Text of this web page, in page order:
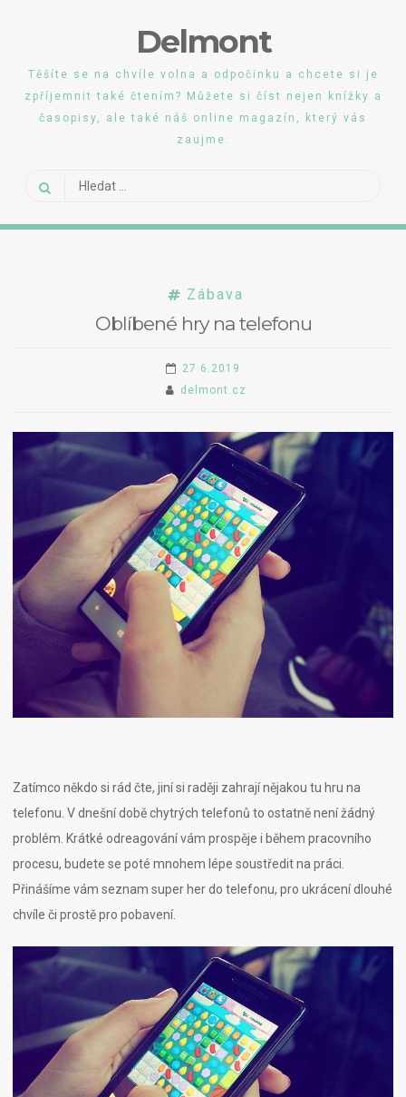
Delmont
Těšíte se na chvíle volna a odpočinku a chcete si je
zpříjemnit také čtením? Můžete si číst nejen knížky a
časopisy, ale také náš online magazín, který vás
zaujme.
Vyhledávání
Zábava
Oblíbené hry na telefonu
27.6.2019
delmont.cz
Zatímco někdo si rád čte, jiní si raději zahrají nějakou tu hru na
telefonu. V dnešní době chytrých telefonů to ostatně není žádný
problém. Krátké odreagování vám prospěje i během pracovního
procesu, budete se poté mnohem lépe soustředit na práci.
Přinášíme vám seznam super her do telefonu, pro ukrácení dlouhé
chvíle či prostě pro pobavení.